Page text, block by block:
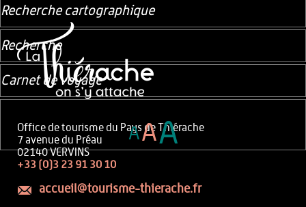
Office de tourisme du Pays de Thiérache
7 avenue du Préau
02140 VERVINS
+33 (0)3 23 91 30 10
accueil@tourisme-thierache.fr
Recherche cartographique
Recherche
Carnet de voyage
AAA